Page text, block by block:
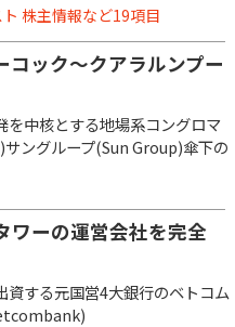
株主情報など19項目
ック～クアラルンプー
中核とする地場系コングロマ
サングループ(Sun Group)傘下の
ワーの運営会社を完全
する元国営4大銀行のベトコム